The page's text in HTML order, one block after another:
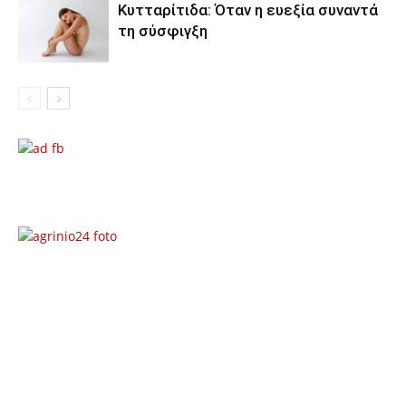
Κυτταρίτιδα: Όταν η ευεξία συναντά
τη σύσφιγξη